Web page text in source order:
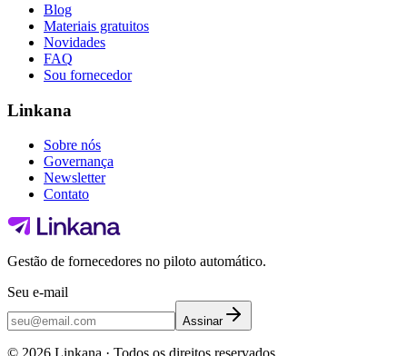
Blog
Materiais gratuitos
Novidades
FAQ
Sou fornecedor
Linkana
Sobre nós
Governança
Newsletter
Contato
Gestão de fornecedores no piloto automático.
Seu e-mail
Assinar